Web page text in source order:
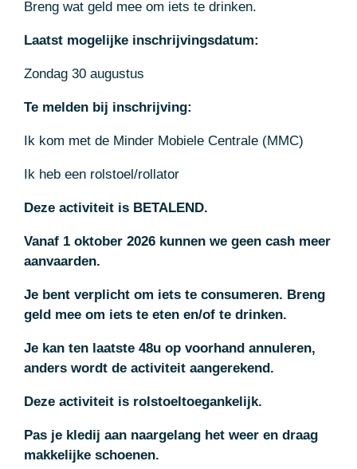
Breng wat geld mee om iets te drinken.
Laatst mogelijke inschrijvingsdatum:
Zondag 30 augustus
Te melden bij inschrijving:
Ik kom met de Minder Mobiele Centrale (MMC)
Ik heb een rolstoel/rollator
Deze activiteit is BETALEND.
Vanaf 1 oktober 2026 kunnen we geen cash meer
aanvaarden.
Je bent verplicht om iets te consumeren. Breng
geld mee om iets te eten en/of te drinken.
Je kan ten laatste 48u op voorhand annuleren,
anders wordt de activiteit aangerekend.
Deze activiteit is rolstoeltoegankelijk.
Pas je kledij aan naargelang het weer en draag
makkelijke schoenen.